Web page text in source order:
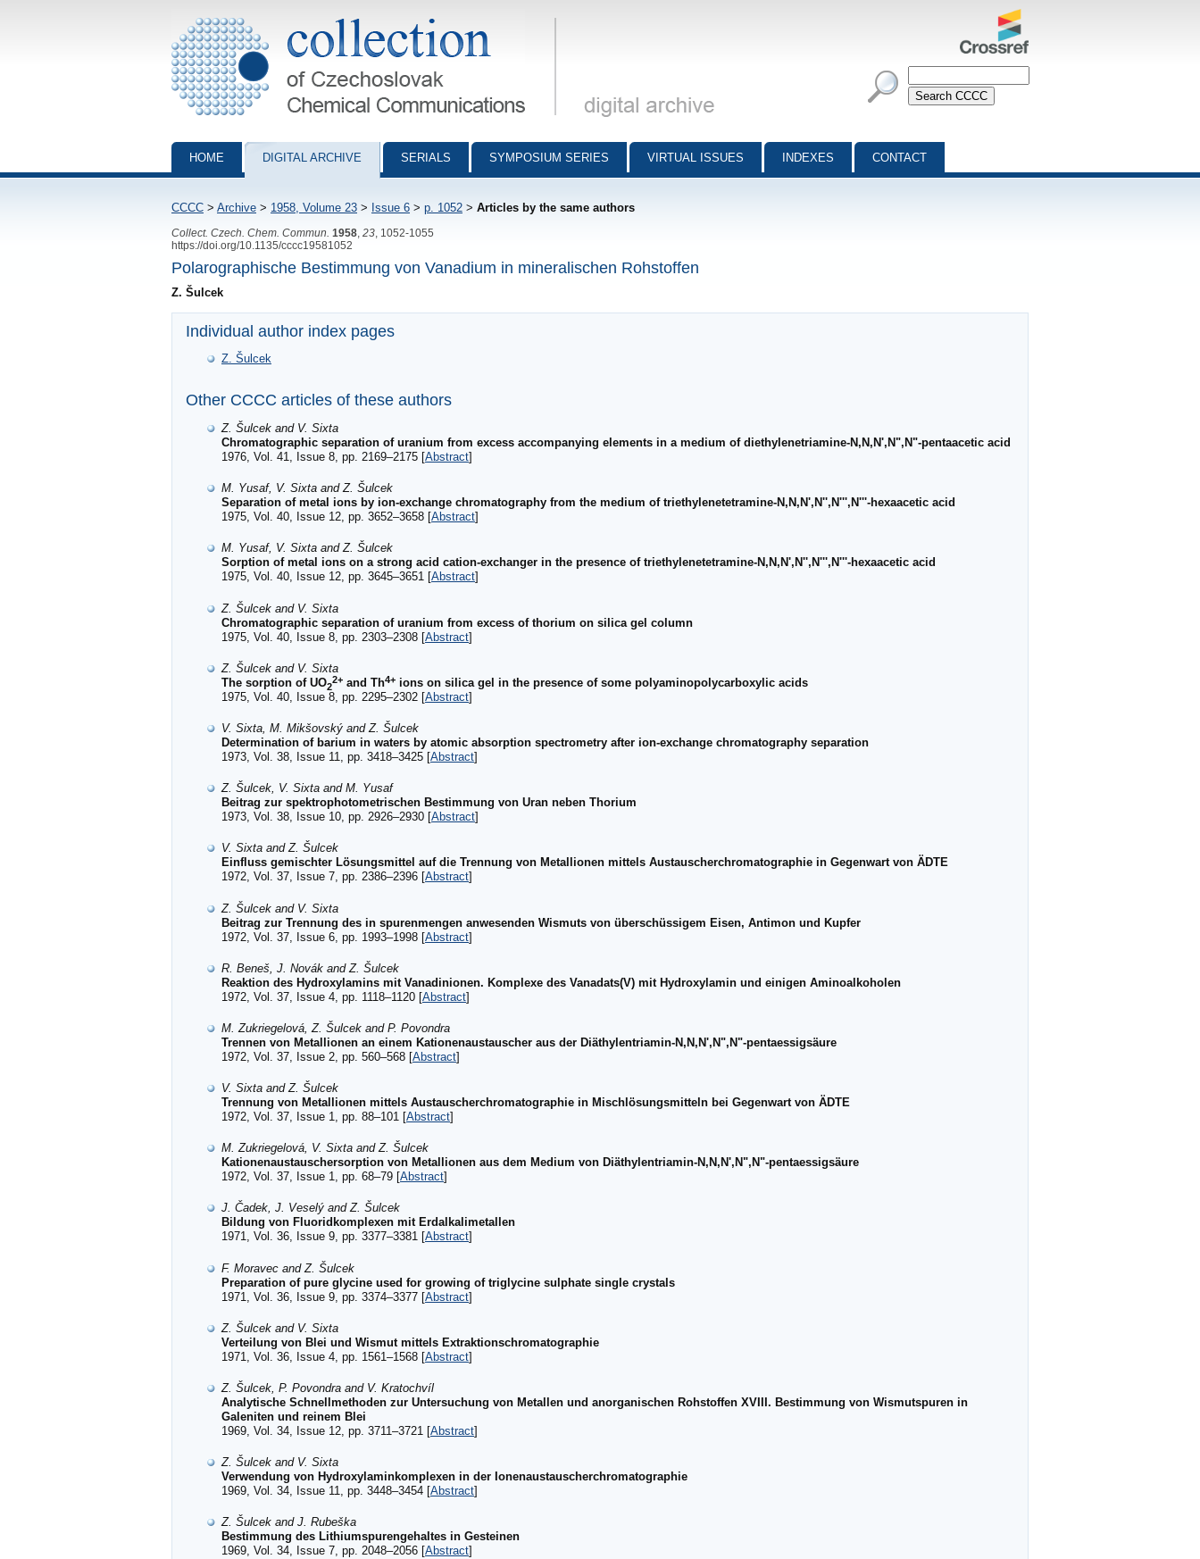
Collection of Czechoslovak Chemical Communications - digital archive
HOME DIGITAL ARCHIVE SERIALS SYMPOSIUM SERIES VIRTUAL ISSUES INDEXES CONTACT
CCCC > Archive > 1958, Volume 23 > Issue 6 > p. 1052 > Articles by the same authors
Collect. Czech. Chem. Commun. 1958 23 , 1052-1055
https://doi.org/10.1135/cccc19581052
Polarographische Bestimmung von Vanadium in mineralischen Rohstoffen
Z. Šulcek
Individual author index pages
Z. Šulcek
Other CCCC articles of these authors
Z. Šulcek and V. Sixta
Chromatographic separation of uranium from excess accompanying elements in a medium of diethylenetriamine-N,N,N',N",N"-pentaacetic acid
1976, Vol. 41, Issue 8, pp. 2169–2175 [Abstract]
M. Yusaf, V. Sixta and Z. Šulcek
Separation of metal ions by ion-exchange chromatography from the medium of triethylenetetramine-N,N,N',N'',N''',N'''-hexaacetic acid
1975, Vol. 40, Issue 12, pp. 3652–3658 [Abstract]
M. Yusaf, V. Sixta and Z. Šulcek
Sorption of metal ions on a strong acid cation-exchanger in the presence of triethylenetetramine-N,N,N',N'',N''',N'''-hexaacetic acid
1975, Vol. 40, Issue 12, pp. 3645–3651 [Abstract]
Z. Šulcek and V. Sixta
Chromatographic separation of uranium from excess of thorium on silica gel column
1975, Vol. 40, Issue 8, pp. 2303–2308 [Abstract]
Z. Šulcek and V. Sixta
The sorption of UO2
2+ and Th4+ ions on silica gel in the presence of some polyaminopolycarboxylic acids
1975, Vol. 40, Issue 8, pp. 2295–2302 [Abstract]
V. Sixta, M. Mikšovský and Z. Šulcek
Determination of barium in waters by atomic absorption spectrometry after ion-exchange chromatography separation
1973, Vol. 38, Issue 11, pp. 3418–3425 [Abstract]
Z. Šulcek, V. Sixta and M. Yusaf
Beitrag zur spektrophotometrischen Bestimmung von Uran neben Thorium
1973, Vol. 38, Issue 10, pp. 2926–2930 [Abstract]
V. Sixta and Z. Šulcek
Einfluss gemischter Lösungsmittel auf die Trennung von Metallionen mittels Austauscherchromatographie in Gegenwart von ÄDTE
1972, Vol. 37, Issue 7, pp. 2386–2396 [Abstract]
Z. Šulcek and V. Sixta
Beitrag zur Trennung des in spurenmengen anwesenden Wismuts von überschüssigem Eisen, Antimon und Kupfer
1972, Vol. 37, Issue 6, pp. 1993–1998 [Abstract]
R. Beneš, J. Novák and Z. Šulcek
Reaktion des Hydroxylamins mit Vanadinionen. Komplexe des Vanadats(V) mit Hydroxylamin und einigen Aminoalkoholen
1972, Vol. 37, Issue 4, pp. 1118–1120 [Abstract]
M. Zukriegelová, Z. Šulcek and P. Povondra
Trennen von Metallionen an einem Kationenaustauscher aus der Diäthylentriamin-N,N,N',N",N"-pentaessigsäure
1972, Vol. 37, Issue 2, pp. 560–568 [Abstract]
V. Sixta and Z. Šulcek
Trennung von Metallionen mittels Austauscherchromatographie in Mischlösungsmitteln bei Gegenwart von ÄDTE
1972, Vol. 37, Issue 1, pp. 88–101 [Abstract]
M. Zukriegelová, V. Sixta and Z. Šulcek
Kationenaustauschersorption von Metallionen aus dem Medium von Diäthylentriamin-N,N,N',N",N"-pentaessigsäure
1972, Vol. 37, Issue 1, pp. 68–79 [Abstract]
J. Čadek, J. Veselý and Z. Šulcek
Bildung von Fluoridkomplexen mit Erdalkalimetallen
1971, Vol. 36, Issue 9, pp. 3377–3381 [Abstract]
F. Moravec and Z. Šulcek
Preparation of pure glycine used for growing of triglycine sulphate single crystals
1971, Vol. 36, Issue 9, pp. 3374–3377 [Abstract]
Z. Šulcek and V. Sixta
Verteilung von Blei und Wismut mittels Extraktionschromatographie
1971, Vol. 36, Issue 4, pp. 1561–1568 [Abstract]
Z. Šulcek, P. Povondra and V. Kratochvíl
Analytische Schnellmethoden zur Untersuchung von Metallen und anorganischen Rohstoffen XVIII. Bestimmung von Wismutspuren in
Galeniten und reinem Blei
1969, Vol. 34, Issue 12, pp. 3711–3721 [Abstract]
Z. Šulcek and V. Sixta
Verwendung von Hydroxylaminkomplexen in der Ionenaustauscherchromatographie
1969, Vol. 34, Issue 11, pp. 3448–3454 [Abstract]
Z. Šulcek and J. Rubeška
Bestimmung des Lithiumspurengehaltes in Gesteinen
1969, Vol. 34, Issue 7, pp. 2048–2056 [Abstract]